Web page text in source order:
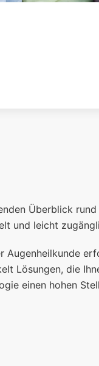
Überblick
und leicht
Augenheilkunde
Lösungen, die
einen hohen